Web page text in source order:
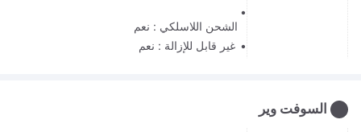
الشحن اللاسلكي : نعم
غير قابل للإزالة : نعم
السوفت وير